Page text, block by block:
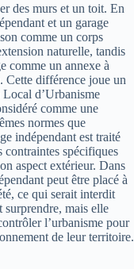
des murs et un toit. En
et un garage
comme un corps
naturelle, tandis
comme un annexe à
Cette différence joue un
Local d’Urbanisme
comme une
normes que
indépendant est traité
contraintes spécifiques
aspect extérieur. Dans
peut être placé à
ce qui serait interdit
surprendre, mais elle
l’urbanisme pour
de leur territoire.